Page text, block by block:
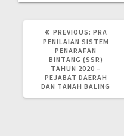
PREVIOUS: PREVIOUS
POST:
PRA
PENILAIAN SISTEM
PENARAFAN
BINTANG (SSR)
TAHUN 2020 –
PEJABAT DAERAH
DAN TANAH BALING